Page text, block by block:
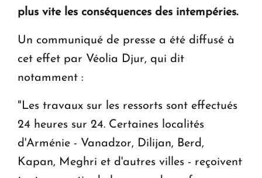
plus vite les conséquences des intempéries.
Un communiqué de presse a été diffusé à
cet effet par Véolia Djur, qui dit
notamment :
"Les travaux sur les ressorts sont effectués
24 heures sur 24. Certaines localités
d'Arménie - Vanadzor, Dilijan, Berd,
Kapan, Meghri et d'autres villes - reçoivent